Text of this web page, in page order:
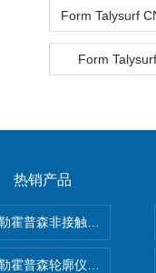
Form
热销产品
霍普森非接触式轮廓仪
霍普森轮廓仪|TAYLOR